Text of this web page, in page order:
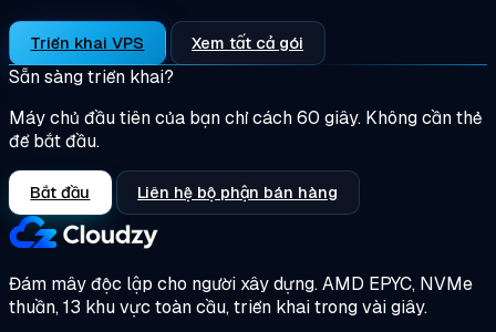
Triển khai VPS Xem tất cả gói
Sẵn sàng triển khai?
Máy chủ đầu tiên của bạn chỉ cách 60 giây. Không cần thẻ
để bắt đầu.
Bắt đầu Liên hệ bộ phận bán hàng
Đám mây độc lập cho người xây dựng.AMD EPYC, NVMe
thuần, 13 khu vực toàn cầu, triển khai trong vài giây.